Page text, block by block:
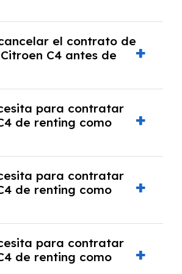
ningún tipo de entrada
que lo exija el proveedor
del estudio de viabilidad
el contrato de
C4 antes de
penalizaciones por
Es importante revisar
del contrato y hablar con un
asesore.
para contratar
de renting como
una consulta de solvencia
pago inicial.
para contratar
de renting como
financiera y, en algunos
de solvencia de la empresa
para contratar
de renting como